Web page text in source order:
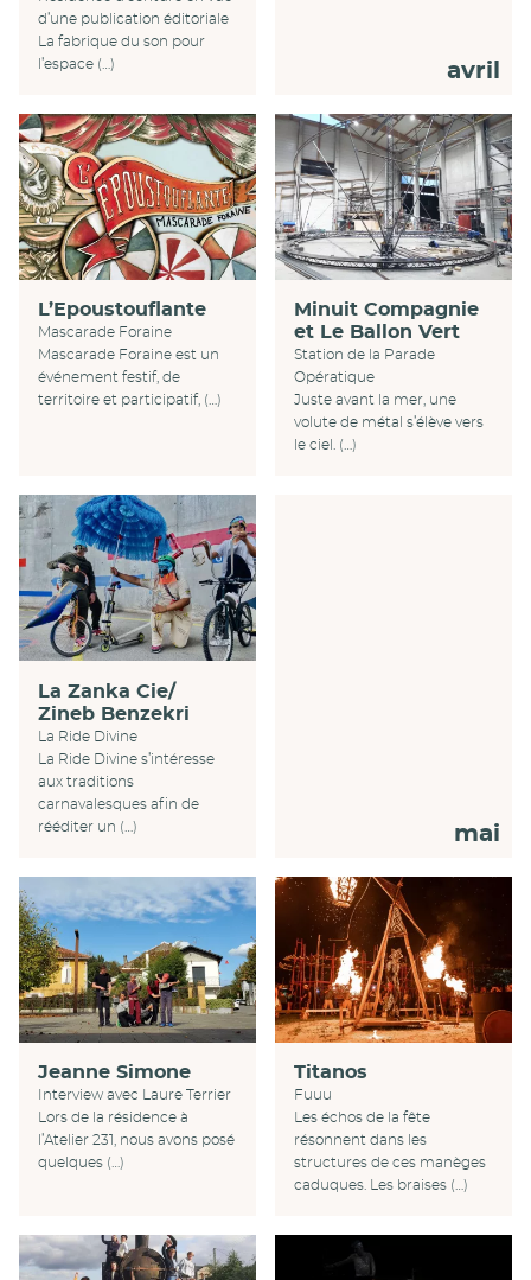
d’une publication éditoriale
La fabrique du son pour
l’espace (…)
avril
L’Epoustouflante
Mascarade Foraine
Mascarade Foraine est un
événement festif, de
territoire et participatif, (…)
Minuit Compagnie
et Le Ballon Vert
Station de la Parade
Opératique
Juste avant la mer, une
volute de métal s’élève vers
le ciel. (…)
La Zanka Cie/
Zineb Benzekri
La Ride Divine
La Ride Divine s’intéresse
aux traditions
carnavalesques afin de
rééditer un (…)
mai
Jeanne Simone
Interview avec Laure Terrier
Lors de la résidence à
l’Atelier 231, nous avons posé
quelques (…)
Titanos
Fuuu
Les échos de la fête
résonnent dans les
structures de ces manèges
caduques. Les braises (…)